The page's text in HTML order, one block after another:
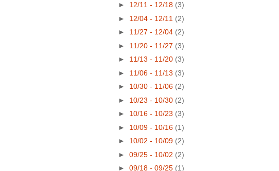
► 12/11 - 12/18 (3)
► 12/04 - 12/11 (2)
► 11/27 - 12/04 (2)
► 11/20 - 11/27 (3)
► 11/13 - 11/20 (3)
► 11/06 - 11/13 (3)
► 10/30 - 11/06 (2)
► 10/23 - 10/30 (2)
► 10/16 - 10/23 (3)
► 10/09 - 10/16 (1)
► 10/02 - 10/09 (2)
► 09/25 - 10/02 (2)
► 09/18 - 09/25 (1)